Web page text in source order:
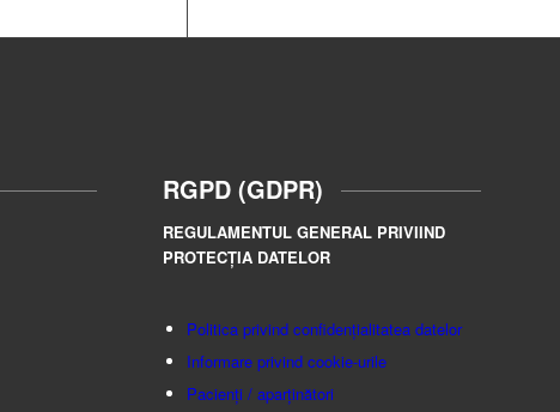
RGPD (GDPR)
REGULAMENTUL GENERAL PRIVIIND
PROTECȚIA DATELOR
Politica privind confidențialitatea datelor
Informare privind cookie-urile
Pacienți / aparținători